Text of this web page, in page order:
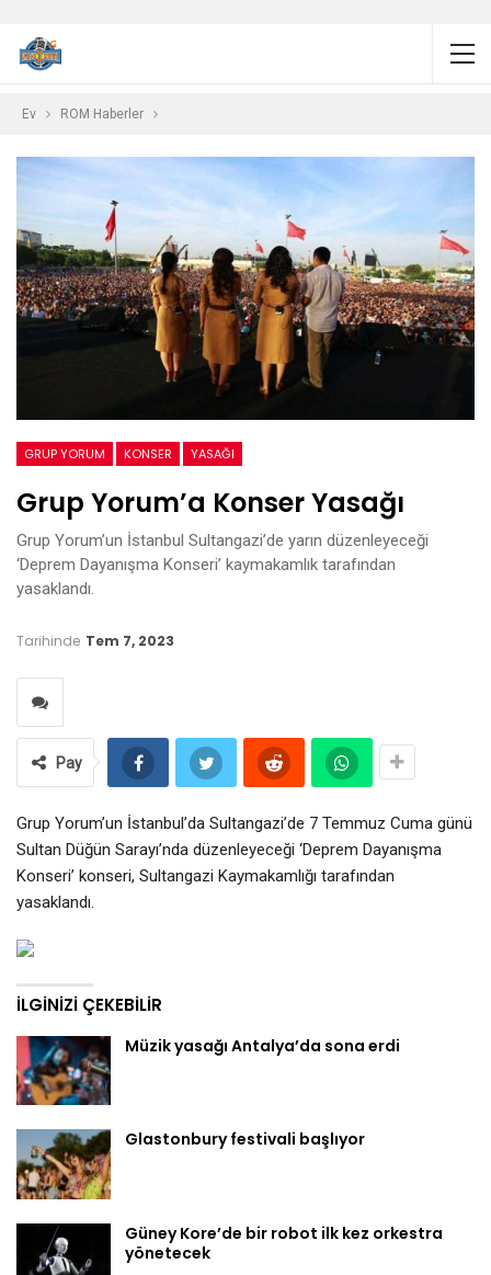
Ev ROM Haberler
GRUP YORUM KONSER YASAĞI
Grup Yorum’a Konser Yasağı
Grup Yorum’un İstanbul Sultangazi’de yarın düzenleyeceği
‘Deprem Dayanışma Konseri’ kaymakamlık tarafından
yasaklandı.
Tarihinde Tem 7, 2023
Pay
Grup Yorum’un İstanbul’da Sultangazi’de 7 Temmuz Cuma günü
Sultan Düğün Sarayı’nda düzenleyeceği ‘Deprem Dayanışma
Konseri’ konseri, Sultangazi Kaymakamlığı tarafından
yasaklandı.
İLGINIZI ÇEKEBILIR
Müzik yasağı Antalya’da sona erdi
Glastonbury festivali başlıyor
Güney Kore’de bir robot ilk kez orkestra
yönetecek